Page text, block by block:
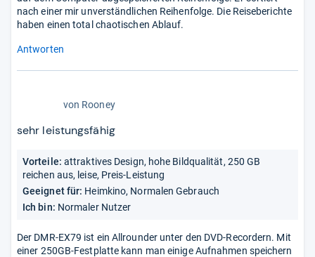
nach einer mir unverständlichen Reihenfolge. Die Reiseberichte
haben einen total chaotischen Ablauf.
Antworten
5
von Rooney
sehr leistungsfähig
Vorteile: attraktives Design, hohe Bildqualität, 250 GB
reichen aus, leise, Preis-Leistung
Geeignet für: Heimkino, Normalen Gebrauch
Ich bin: Normaler Nutzer
Der DMR-EX79 ist ein Allrounder unter den DVD-Recordern. Mit
einer 250GB-Festplatte kann man einige Aufnahmen speichern